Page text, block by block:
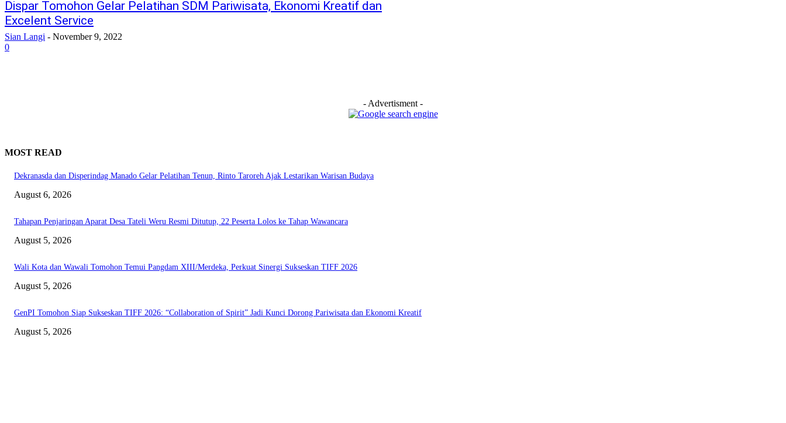
Dispar Tomohon Gelar Pelatihan SDM Pariwisata, Ekonomi Kreatif dan
Excelent Service
Sian Langi - November 9, 2022
0
- Advertisment -
MOST READ
Dekranasda dan Disperindag Manado Gelar Pelatihan Tenun, Rinto Taroreh Ajak Lestarikan Warisan Budaya
August 6, 2026
Tahapan Penjaringan Aparat Desa Tateli Weru Resmi Ditutup, 22 Peserta Lolos ke Tahap Wawancara
August 5, 2026
Wali Kota dan Wawali Tomohon Temui Pangdam XIII/Merdeka, Perkuat Sinergi Sukseskan TIFF 2026
August 5, 2026
GenPI Tomohon Siap Sukseskan TIFF 2026: “Collaboration of Spirit” Jadi Kunci Dorong Pariwisata dan Ekonomi Kreatif
August 5, 2026